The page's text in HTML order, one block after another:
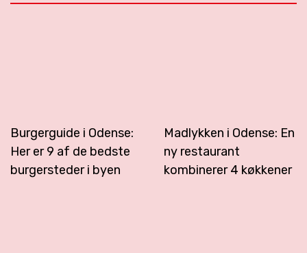
Burgerguide i Odense:
Her er 9 af de bedste
burgersteder i byen
Madlykken i Odense: En
ny restaurant
kombinerer 4 køkkener